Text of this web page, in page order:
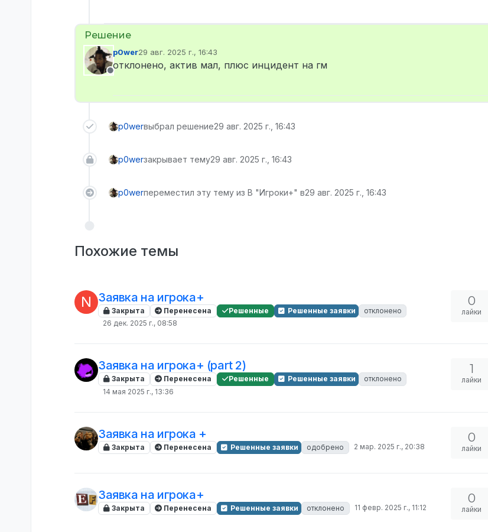
Не в сети
p0wer29 авг. 2025 г., 16:43
отредактировано
отклонено, актив мал, плюс инцидент на гм
p0werвыбрал решение29 авг. 2025 г., 16:43
p0werзакрывает тему29 авг. 2025 г., 16:43
p0werпереместил эту тему из В "Игроки+" в29 авг. 2025 г., 16:43
Похожие темы
N Заявка на игрока+
Закрыта Перенесена Решенные Решенные заявки
отклонено
26 дек. 2025 г., 08:58
0
лайки
Заявка на игрока+ (part 2)
Закрыта Перенесена Решенные Решенные заявки
отклонено
14 мая 2025 г., 13:36
1
лайки
Заявка на игрока +
Закрыта Перенесена Решенные заявки одобрено 2 мар. 2025 г., 20:38
0
лайки
Заявка на игрока+
Закрыта Перенесена Решенные заявки отклонено 11 февр. 2025 г., 11:12
0
лайки